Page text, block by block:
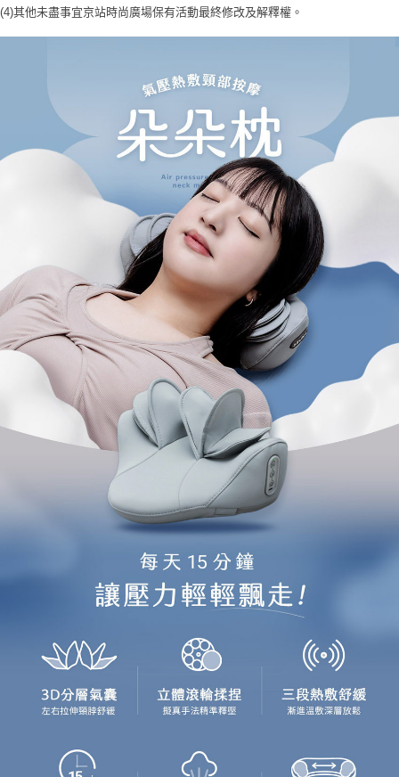
【注意事項】
２．關於個人資料處理事宜，請瀏覽以下網址：
https://aftee.tw/terms/#terms3
３．未成年的使用者請事先徵得法定代理人或監護人之同意方可使用
「AFTEE先享後付」，若未經同意申辦者引起之損失，本公司不負相關責
４．使用「AFTEE先享後付」時，將依據個別帳號之用戶狀況，依本公司即
時審查核予不同之上限額度；若仍有額度不足之情形，本公司將視審查結果
請求用戶進行身份認證。
５．嚴禁一人註冊多個帳號或使用他人資訊註冊。若發現惡意使用之情形，
恩沛科技股份有限公司將有權停止該用戶之使用額度並採取法律行動。
(4)其他未盡事宜京站時尚廣場保有活動最終修改及解釋權。